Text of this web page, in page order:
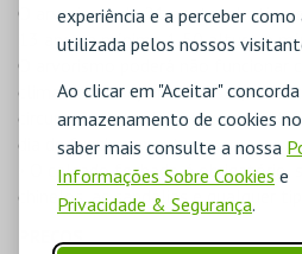
experiência e a perceber
utilizada pelos nossos
Ao clicar em "Aceitar"
armazenamento de cookies
saber mais consulte a nossa
Informações Sobre Cookies e
Privacidade & Segurança.
O arvorismo de 21 pontes destina-
13 anos e mínimo 1,50 altura. e
O arvorismo poderá não funcionar
climatéricas sejam adversas, no
circunstância, os bilhetes
dia de funcionamento.
• O calçado fechado é obrigatório,
chinelos, as sandálias e qualquer
PREÇOS